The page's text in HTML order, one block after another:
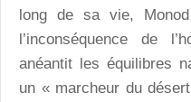
long de sa vie,
l’inconséquence de
anéantit les équilibres
un « marcheur du